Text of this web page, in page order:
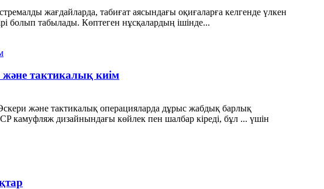
жағдайларда, табиғат аясындағы оқиғаларға келгенде үлкен
болып табылады. Көптеген нұсқалардың ішінде...
тактикалық киім
және тактикалық операцияларда дұрыс жабдық барлық
камуфляж дизайнындағы көйлек пен шалбар кіреді, бұл ... үшін